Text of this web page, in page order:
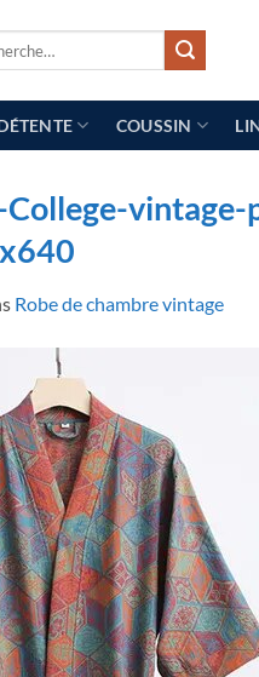
COUSSIN
Robe de chambre vintage